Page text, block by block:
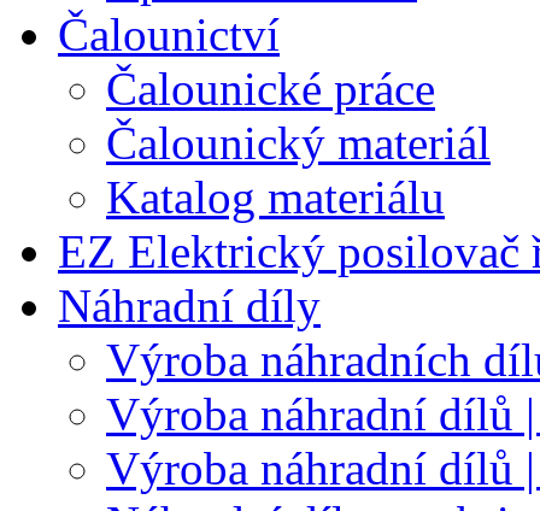
Čalounictví
Čalounické práce
Čalounický materiál
Katalog materiálu
EZ Elektrický posilovač
Náhradní díly
Výroba náhradních
Výroba náhradní dílů |
Výroba náhradní dílů